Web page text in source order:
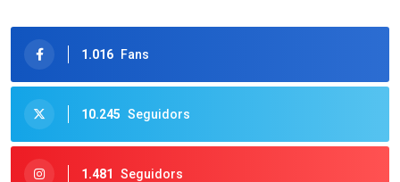
1.016 Fans
10.245 Seguidors
1.481 Seguidors